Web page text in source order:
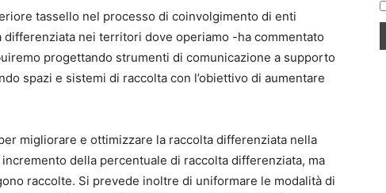
tassello nel processo di coinvolgimento di enti
nei territori dove operiamo -ha commentato
progettando strumenti di comunicazione a supporto
spazi e sistemi di raccolta con l’obiettivo di aumentare
migliorare e ottimizzare la raccolta differenziata nella
della percentuale di raccolta differenziata, ma
raccolte. Si prevede inoltre di uniformare le modalità di